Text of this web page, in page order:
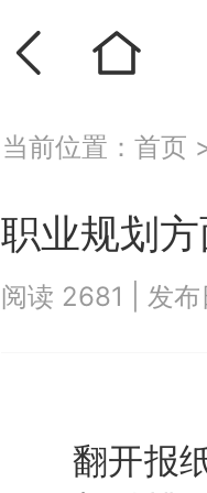
当前位置： 首页
职业规划
阅读 2681 发
翻开报纸